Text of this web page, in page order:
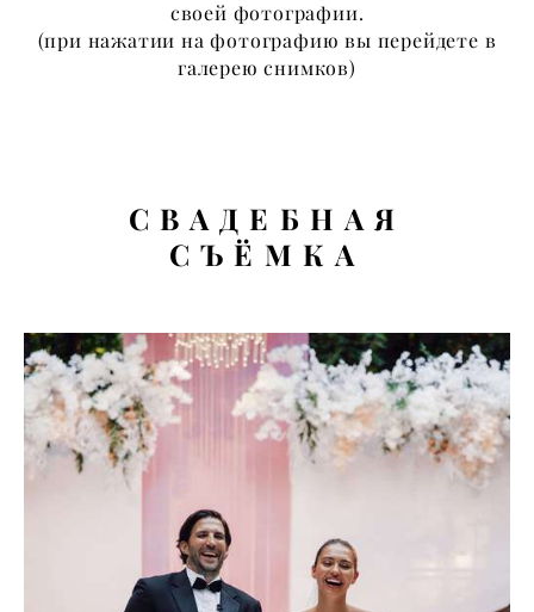
своей фотографии.
​(при нажатии на фотографию вы перейдете в
галерею снимков)
С ВАДЕБНАЯ
СЪЁМКА